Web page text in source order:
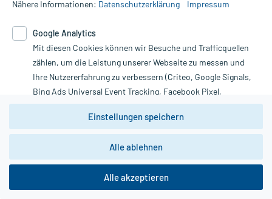
die Untersuchung und Behandlung durch einen Arzt. Bitte
Therapien eingeleitet werden können. | Diese Webseite benutzt
Google Analytics. Lesen Sie bitte dazu die wichtigen Hinweise in
unserer Datenschutzerklärung. Für den Widerruf einer Bestellung
nutzen Sie das Formular:
Vertrag widerrufen
*Hinweise zu unseren Aktionen und Bewertungen
copyright @ 2026 Roland Helle e.K. - Versandapotheke - Alle Rechte vorbehalten
Nähere Informationen: Datenschutzerklärung Impressum
Google Analytics
Mit diesen Cookies können wir Besuche und Trafficquellen
zählen, um die Leistung unserer Webseite zu messen und
Ihre Nutzererfahrung zu verbessern (Criteo, Google Signals,
Bing Ads Universal Event Tracking, Facebook Pixel,
Youtube-Social Plugin).
Wir weisen darauf hin, dass die
zwingend den Europäischen Anforderungen gem. EU-
DSGVO genügen und ein Datentransfer in Drittstaaten bzw.
Daten dort verarbeitet werden, kann nicht geprüft und
nachvollzogen werden.
Einstellungen speichern
Alle ablehnen
Alle akzeptieren